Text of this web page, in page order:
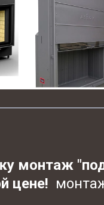
монтаж
цене!